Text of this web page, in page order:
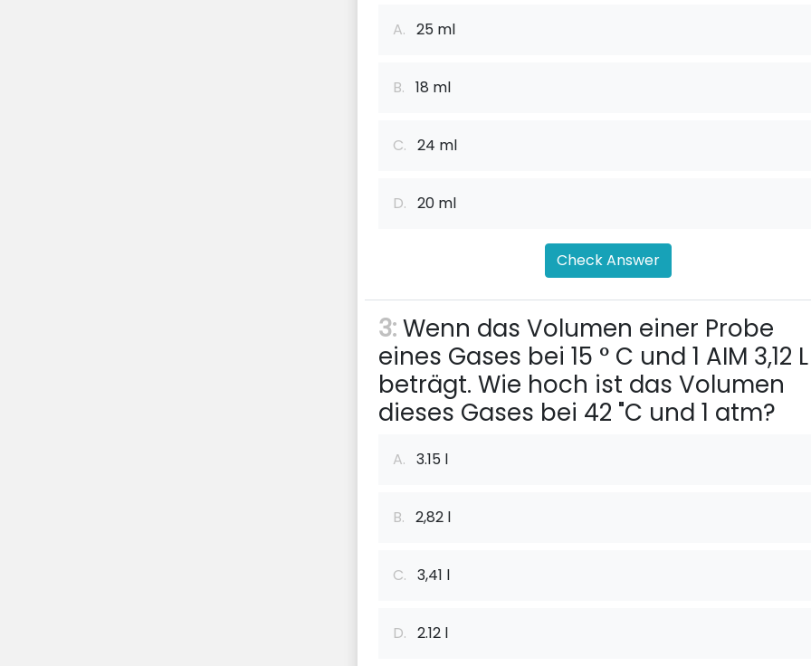
A. 25 ml
B. 18 ml
C. 24 ml
D. 20 ml
Check Answer
3:Wenn das Volumen einer Probe
eines Gases bei 15 ° C und 1 AIM 3,12 L
beträgt. Wie hoch ist das Volumen
dieses Gases bei 42 "C und 1 atm?
A. 3.15 l
B. 2,82 l
C. 3,41 l
D. 2.12 l